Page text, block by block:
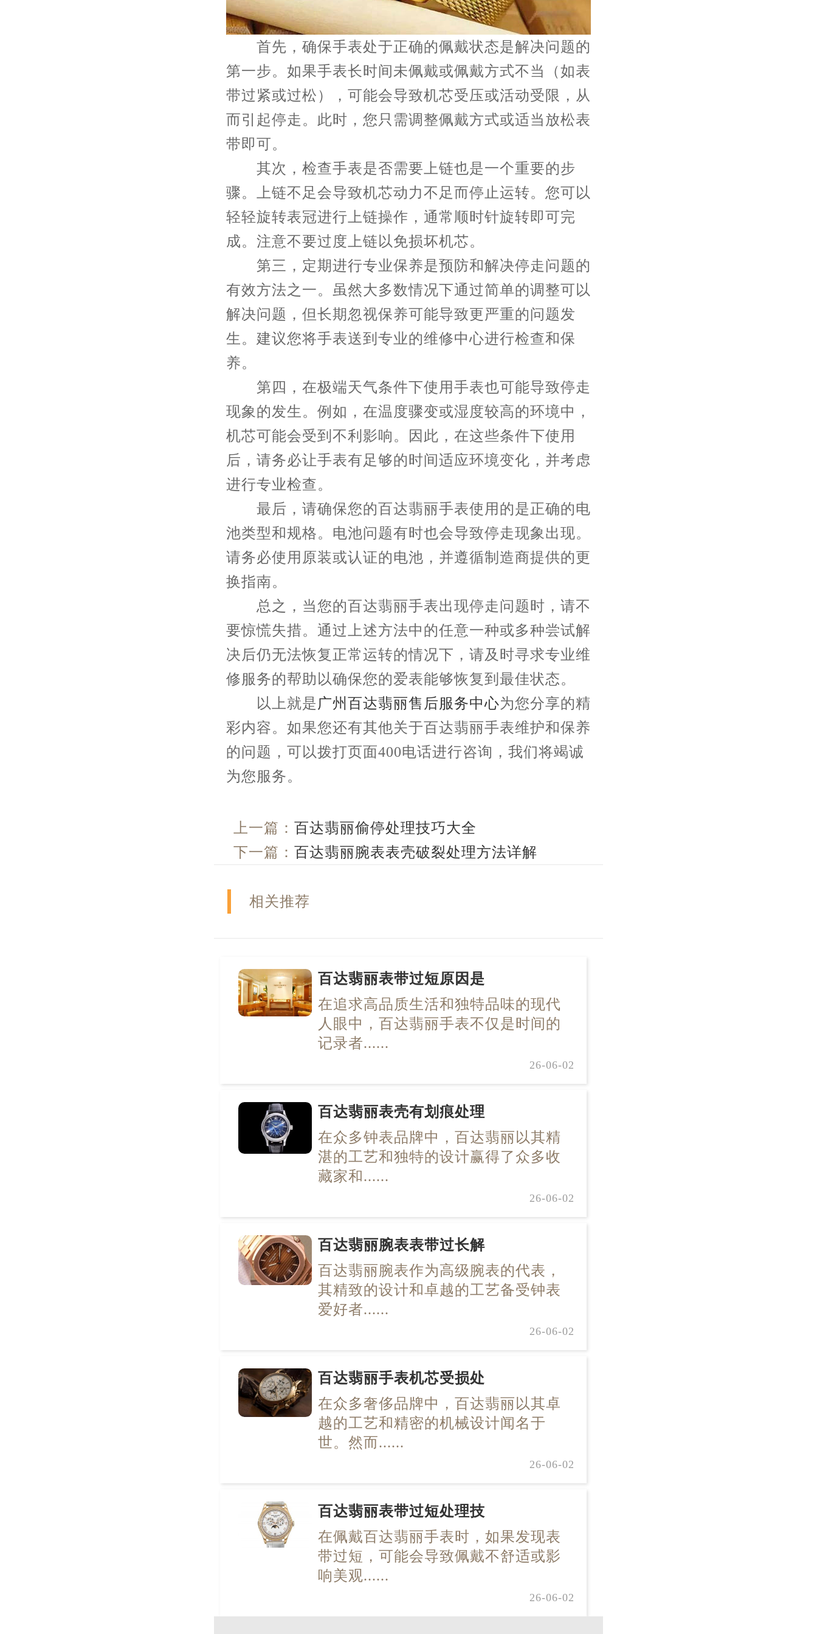
首先，确保手表处于正确的佩戴状态是解决问题的
第一步。如果手表长时间未佩戴或佩戴方式不当（如表
带过紧或过松），可能会导致机芯受压或活动受限，从
而引起停走。此时，您只需调整佩戴方式或适当放松表
带即可。
其次，检查手表是否需要上链也是一个重要的步
骤。上链不足会导致机芯动力不足而停止运转。您可以
轻轻旋转表冠进行上链操作，通常顺时针旋转即可完
成。注意不要过度上链以免损坏机芯。
第三，定期进行专业保养是预防和解决停走问题的
有效方法之一。虽然大多数情况下通过简单的调整可以
解决问题，但长期忽视保养可能导致更严重的问题发
生。建议您将手表送到专业的维修中心进行检查和保
养。
第四，在极端天气条件下使用手表也可能导致停走
现象的发生。例如，在温度骤变或湿度较高的环境中，
机芯可能会受到不利影响。因此，在这些条件下使用
后，请务必让手表有足够的时间适应环境变化，并考虑
进行专业检查。
最后，请确保您的百达翡丽手表使用的是正确的电
池类型和规格。电池问题有时也会导致停走现象出现。
请务必使用原装或认证的电池，并遵循制造商提供的更
换指南。
总之，当您的百达翡丽手表出现停走问题时，请不
要惊慌失措。通过上述方法中的任意一种或多种尝试解
决后仍无法恢复正常运转的情况下，请及时寻求专业维
修服务的帮助以确保您的爱表能够恢复到最佳状态。
以上就是 广州百达翡丽售后服务中心为您分享的精
彩内容。如果您还有其他关于百达翡丽手表维护和保养
的问题，可以拨打页面400电话进行咨询，我们将竭诚
为您服务。
上一篇： 百达翡丽偷停处理技巧大全
下一篇： 百达翡丽腕表表壳破裂处理方法详解
相关推荐
百达翡丽表带过短原因是
在追求高品质生活和独特品味的现代
人眼中，百达翡丽手表不仅是时间的
记录者......
26-06-02
百达翡丽表壳有划痕处理
在众多钟表品牌中，百达翡丽以其精
湛的工艺和独特的设计赢得了众多收
藏家和......
26-06-02
百达翡丽腕表表带过长解
百达翡丽腕表作为高级腕表的代表，
其精致的设计和卓越的工艺备受钟表
爱好者......
26-06-02
百达翡丽手表机芯受损处
在众多奢侈品牌中，百达翡丽以其卓
越的工艺和精密的机械设计闻名于
世。然而......
26-06-02
百达翡丽表带过短处理技
在佩戴百达翡丽手表时，如果发现表
带过短，可能会导致佩戴不舒适或影
响美观......
26-06-02